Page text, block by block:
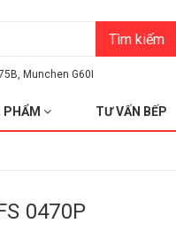
Tìm kiếm
, Munchen G60I
PHẨM TƯ VẤN BẾP
0470P